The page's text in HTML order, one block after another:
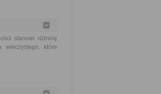
stanowi różnicę
wieczystego, które